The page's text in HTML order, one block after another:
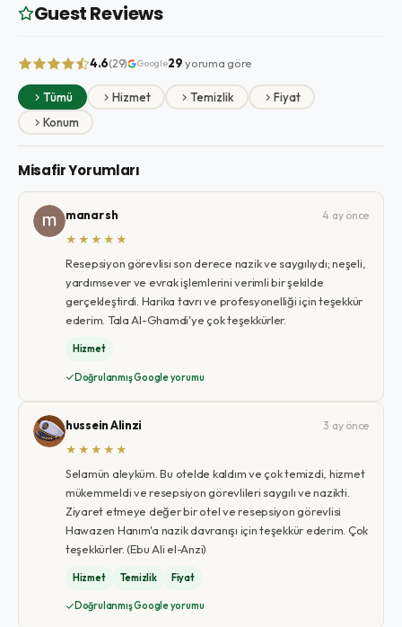
Guest Reviews
4.6(29) Google29yoruma göre
Tümü Hizmet Temizlik
Fiyat
Konum
Misafir Yorumları
manar sh
4 ay önce
★★★★★
Resepsiyon görevlisi son derece nazik ve saygılıydı; neşeli,
yardımsever ve evrak işlemlerini verimli bir şekilde
gerçekleştirdi. Harika tavrı ve profesyonelliği için teşekkür
ederim. Tala Al-Ghamdi'ye çok teşekkürler.
Hizmet
Doğrulanmış Google yorumu
hussein Alinzi
3 ay önce
★★★★★
Selamün aleyküm. Bu otelde kaldım ve çok temizdi, hizmet
mükemmeldi ve resepsiyon görevlileri saygılı ve nazikti.
Ziyaret etmeye değer bir otel ve resepsiyon görevlisi
Hawazen Hanım'a nazik davranışı için teşekkür ederim. Çok
teşekkürler. (Ebu Ali el-Anzi)
Hizmet Temizlik Fiyat
Doğrulanmış Google yorumu